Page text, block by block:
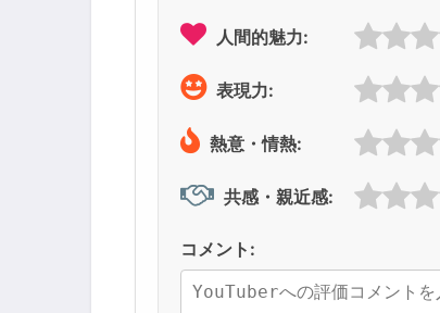
人間的魅力:
表現力:
熱意・情熱:
共感・親近感:
コメント: